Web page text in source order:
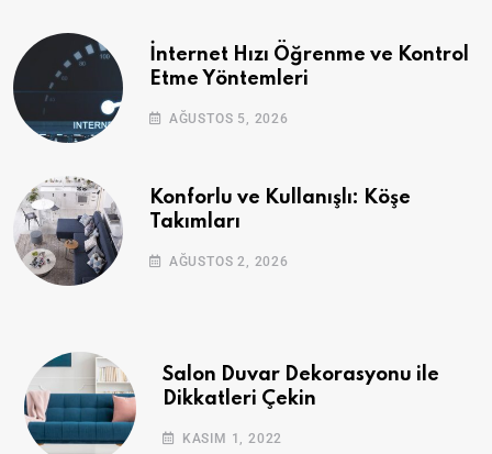
İnternet Hızı Öğrenme ve Kontrol
Etme Yöntemleri
AĞUSTOS 5, 2026
Konforlu ve Kullanışlı: Köşe
Takımları
AĞUSTOS 2, 2026
Salon Duvar Dekorasyonu ile
Dikkatleri Çekin
KASIM 1, 2022